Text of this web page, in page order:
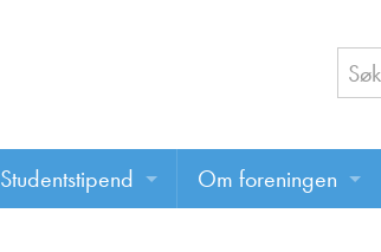
Studentstipend
Om foreningen